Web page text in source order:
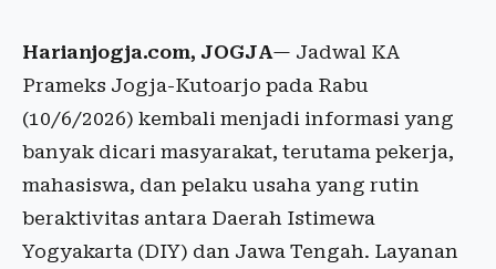
Harianjogja.com, JOGJA— Jadwal KA
Prameks Jogja-Kutoarjo pada Rabu
(10/6/2026) kembali menjadi informasi yang
banyak dicari masyarakat, terutama pekerja,
mahasiswa, dan pelaku usaha yang rutin
beraktivitas antara Daerah Istimewa
Yogyakarta (DIY) dan Jawa Tengah. Layanan